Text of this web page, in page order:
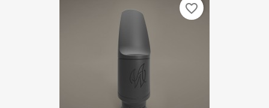
favorite_border